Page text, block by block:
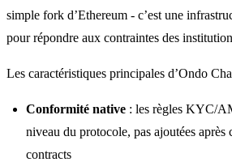
simple fork d’Ethereum - c’est une
pour répondre aux contraintes des
Les caractéristiques principales d’Ondo
Conformité native : les règles KYC/
niveau du protocole, pas ajoutées après
contracts